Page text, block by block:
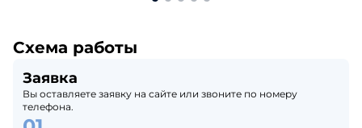
Схема работы
Заявка
Вы оставляете заявку на сайте или звоните по номеру
телефона.